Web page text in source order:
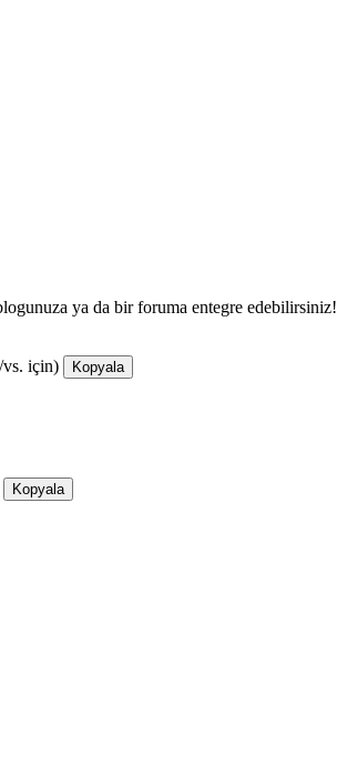
ya da bir foruma entegre edebilirsiniz!
vs. için) Kopyala
Kopyala